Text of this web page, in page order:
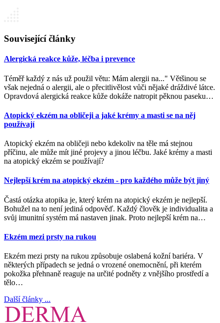
Související články
Alergická reakce kůže, léčba i prevence
Téměř každý z nás už použil větu: Mám alergii na..." Většinou se
však nejedná o alergii, ale o přecitlivělost vůči nějaké dráždivé látce.
Opravdová alergická reakce kůže dokáže natropit pěknou paseku…
Atopický ekzém na obličeji a jaké krémy a masti se na něj
používají
Atopický ekzém na obličeji nebo kdekoliv na těle má stejnou
příčinu, ale může mít jiné projevy a jinou léčbu. Jaké krémy a masti
na atopický ekzém se používají?
Nejlepší krém na atopický ekzém - pro každého může být jiný
Častá otázka atopika je, který krém na atopický ekzém je nejlepší.
Bohužel na to není jediná odpověď. Každý člověk je individualita a
svůj imunitní systém má nastaven jinak. Proto nejlepší krém na…
Ekzém mezi prsty na rukou
Ekzém mezi prsty na rukou způsobuje oslabená kožní bariéra. V
některých případech se jedná o vrozené onemocnění, při kterém
pokožka přehnaně reaguje na určité podněty z vnějšího prostředí a
tělo…
Další články ...